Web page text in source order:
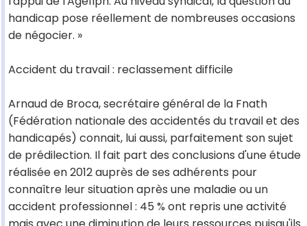
handicap pose réellement de nombreuses occasions
de négocier. »
Accident du travail : reclassement difficile
Arnaud de Broca, secrétaire général de la Fnath
(Fédération nationale des accidentés du travail et des
handicapés) connait, lui aussi, parfaitement son sujet
de prédilection. Il fait part des conclusions d'une étude
réalisée en 2012 auprès de ses adhérents pour
connaître leur situation après une maladie ou un
accident professionnel : 45 % ont repris une activité